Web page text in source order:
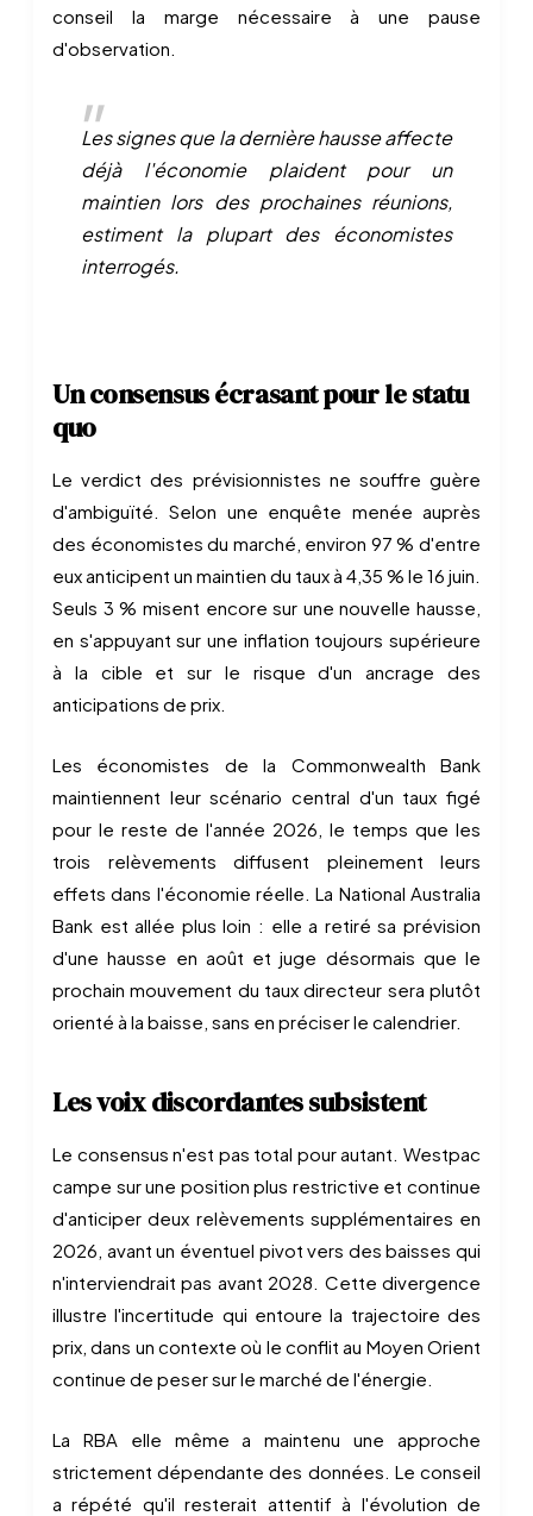
conseil la marge nécessaire à une pause
d'observation.
Les signes que la dernière hausse affecte
déjà l'économie plaident pour un
maintien lors des prochaines réunions,
estiment la plupart des économistes
interrogés.
Un consensus écrasant pour le statu
quo
Le verdict des prévisionnistes ne souffre guère
d'ambiguïté. Selon une enquête menée auprès
des économistes du marché, environ 97 % d'entre
eux anticipent un maintien du taux à 4,35 % le 16 juin.
Seuls 3 % misent encore sur une nouvelle hausse,
en s'appuyant sur une inflation toujours supérieure
à la cible et sur le risque d'un ancrage des
anticipations de prix.
Les économistes de la Commonwealth Bank
maintiennent leur scénario central d'un taux figé
pour le reste de l'année 2026, le temps que les
trois relèvements diffusent pleinement leurs
effets dans l'économie réelle. La National Australia
Bank est allée plus loin : elle a retiré sa prévision
d'une hausse en août et juge désormais que le
prochain mouvement du taux directeur sera plutôt
orienté à la baisse, sans en préciser le calendrier.
Les voix discordantes subsistent
Le consensus n'est pas total pour autant. Westpac
campe sur une position plus restrictive et continue
d'anticiper deux relèvements supplémentaires en
2026, avant un éventuel pivot vers des baisses qui
n'interviendrait pas avant 2028. Cette divergence
illustre l'incertitude qui entoure la trajectoire des
prix, dans un contexte où le conflit au Moyen Orient
continue de peser sur le marché de l'énergie.
La RBA elle même a maintenu une approche
strictement dépendante des données. Le conseil
a répété qu'il resterait attentif à l'évolution de